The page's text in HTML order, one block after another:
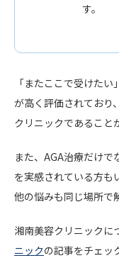
す。
「またここで受けた
が高く評価されており
クリニックであること
また、AGA治療だけ
を実感されている方も
他の悩みも同じ場所で
湘南美容クリニックに
ニックの記事をチェッ